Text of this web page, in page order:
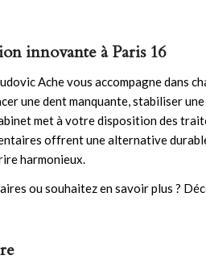
innovante à Paris 16
Ache vous accompagne dans
une dent manquante, stabiliser
met à votre disposition des
offrent une alternative
harmonieux.
ou souhaitez en savoir plus ?